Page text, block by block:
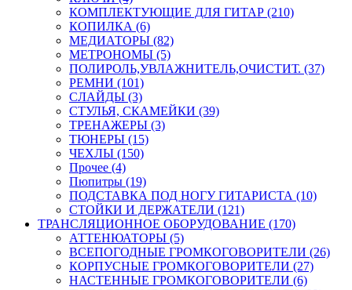
КОМПЛЕКТУЮЩИЕ ДЛЯ ГИТАР (210)
КОПИЛКА (6)
МЕДИАТОРЫ (82)
МЕТРОНОМЫ (5)
ПОЛИРОЛЬ,УВЛАЖНИТЕЛЬ,ОЧИСТИТ. (37)
РЕМНИ (101)
СЛАЙДЫ (3)
СТУЛЬЯ, СКАМЕЙКИ (39)
ТРЕНАЖЕРЫ (3)
ТЮНЕРЫ (15)
ЧЕХЛЫ (150)
Прочее (4)
Пюпитры (19)
ПОДСТАВКА ПОД НОГУ ГИТАРИСТА (10)
СТОЙКИ И ДЕРЖАТЕЛИ (121)
ТРАНСЛЯЦИОННОЕ ОБОРУДОВАНИЕ (170)
АТТЕНЮАТОРЫ (5)
ВСЕПОГОДНЫЕ ГРОМКОГОВОРИТЕЛИ (26)
КОРПУСНЫЕ ГРОМКОГОВОРИТЕЛИ (27)
НАСТЕННЫЕ ГРОМКОГОВОРИТЕЛИ (6)